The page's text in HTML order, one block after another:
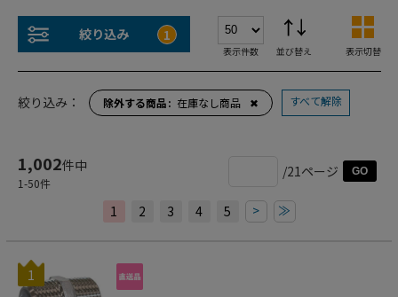
絞り込み 1
表示件数 並び替え 表示切替
絞り込み： 除外する商品 在庫なし商品 ✖ すべて解除
1,002件中
1-50件
/21ページ GO
1 2 3 4 5 > ≫
1